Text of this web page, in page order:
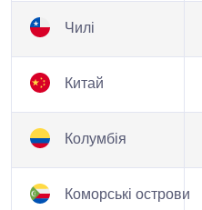
Чилі
Китай
Колумбія
Коморські острови